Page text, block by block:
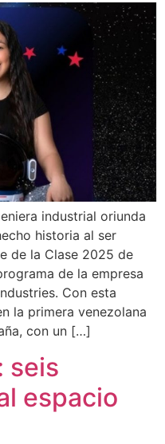
industrial oriunda
historia al ser
de la Clase 2025 de
de la empresa
Con esta
la primera venezolana
con un […]
seis
espacio